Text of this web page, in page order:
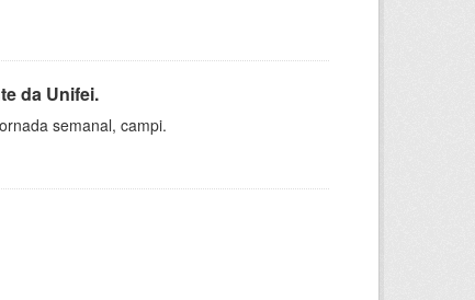
da Unifei.
semanal, campi.